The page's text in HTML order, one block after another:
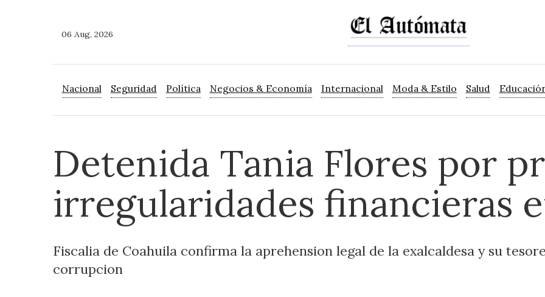
06 Aug, 2026
Nacional Seguridad Política Negocios & Economía Internacional Moda & Estilo Salud
Detenida Tania Flores por
irregularidades financieras
Fiscalia de Coahuila confirma la aprehension legal de la exalcaldesa y su
corrupcion